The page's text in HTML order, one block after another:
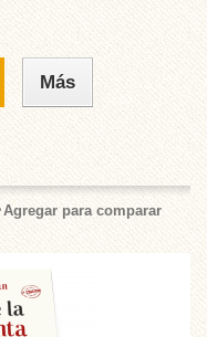
Más
Agregar para comparar